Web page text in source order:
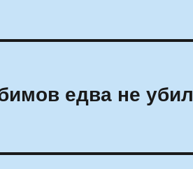
едва не убил